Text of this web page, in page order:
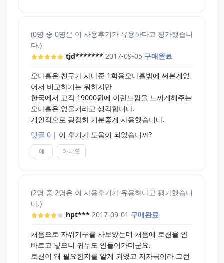
(0명 중 0명은 이 사용후기가 유용하다고 평가했습니
다.)
tjd******* 2017-09-05 구매완료
오나홀은 친구가 사다준 1회용오나홀밖에 써본게없
어서 비교하기는 뭐하지만
한국에서 고작 19000원에 이런느낌을 느끼게해주는
오나홀은 없을거라고 생각합니다.
개인적으로 굉장히 기분좋게 사용했습니다.
댓글 0 | 이 후기가 도움이 되었습니까?
예 아니오
(2명 중 2명은 이 사용후기가 유용하다고 평가했습니
다.)
hpt*** 2017-09-01 구매완료
처음으로 자위기구를 사보았는데 처음에 로션을 안
바르고 넣으니 귀두도 안들어가더군요.
로션이 왜 필요한지를 알게 되었고 저자극이라 그런